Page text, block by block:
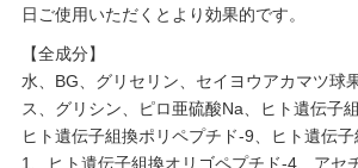
日ご使用いただくとより効果的です。
【全成分】
水、BG、グリセリン、セイヨウアカマツ球
ス、グリシン、ピロ亜硫酸Na、ヒト遺伝子
ヒト遺伝子組換ポリペプチド-9、ヒト遺伝
1、ヒト遺伝子組換オリゴペプチド-4、アセ